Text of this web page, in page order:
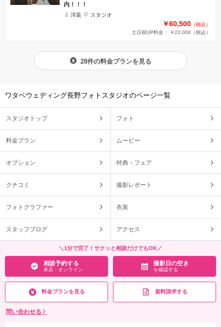
内！！！
洋装 スタジオ
￥60,500 （税込）
土日祝UP料金： ￥22,000 （税込）
28件の料金プランを見る
ワタベウェディング長野フォトスタジオのページ一覧
スタジオトップ フォト
料金プラン ムービー
オプション 特典・フェア
クチコミ 撮影レポート
フォトグラファー 衣装
スタッフブログ アクセス
＼1分で完了！サクッと相談だけでもOK／
相談予約する
来店・オンライン
撮影日の空き
を確認する
料金プランを見る 資料請求する
問い合わせる